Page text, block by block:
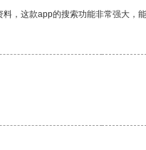
，这款app的搜索功能非常强大，